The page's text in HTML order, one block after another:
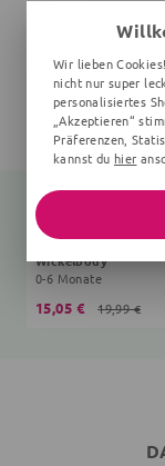
Wickelbody
0-6 Monate
15,05 € 19,99 €
Wir lieben
nicht nur super
personalisiertes
„Akzeptieren“
Präferenzen,
kannst du hier